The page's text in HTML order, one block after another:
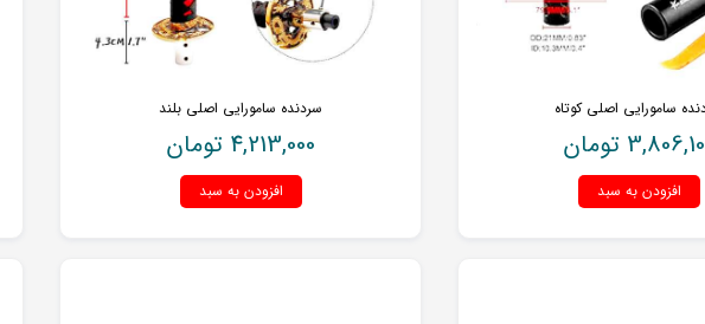
سامورایی اصلی کوتاه
تومان
افزودن به سبد
سردنده سامورایی اصلی بلند
4,213,000 تومان
افزودن به سبد